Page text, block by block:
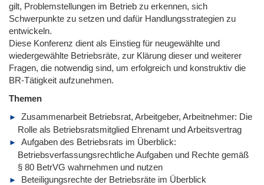
gilt, Problemstellungen im Betrieb zu erkennen, sich
Schwerpunkte zu setzen und dafür Handlungsstrategien zu
entwickeln.
Diese Konferenz dient als Einstieg für neugewählte und
wiedergewählte Betriebsräte, zur Klärung dieser und weiterer
Fragen, die notwendig sind, um erfolgreich und konstruktiv die
BR-Tätigkeit aufzunehmen.
Themen
Zusammenarbeit Betriebsrat, Arbeitgeber, Arbeitnehmer: Die
Rolle als Betriebsratsmitglied Ehrenamt und Arbeitsvertrag
Aufgaben des Betriebsrats im Überblick:
Betriebsverfassungsrechtliche Aufgaben und Rechte gemäß
§ 80 BetrVG wahrnehmen und nutzen
Beteiligungsrechte der Betriebsräte im Überblick